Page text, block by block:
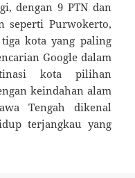
dengan 9 PTN dan
seperti Purwokerto,
kota yang paling
Google dalam
kota pilihan
keindahan alam
Tengah dikenal
terjangkau yang